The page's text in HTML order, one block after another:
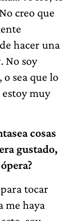
creo que
hacer una
No soy
sea que lo
muy
cosas
gustado,
tocar
me haya